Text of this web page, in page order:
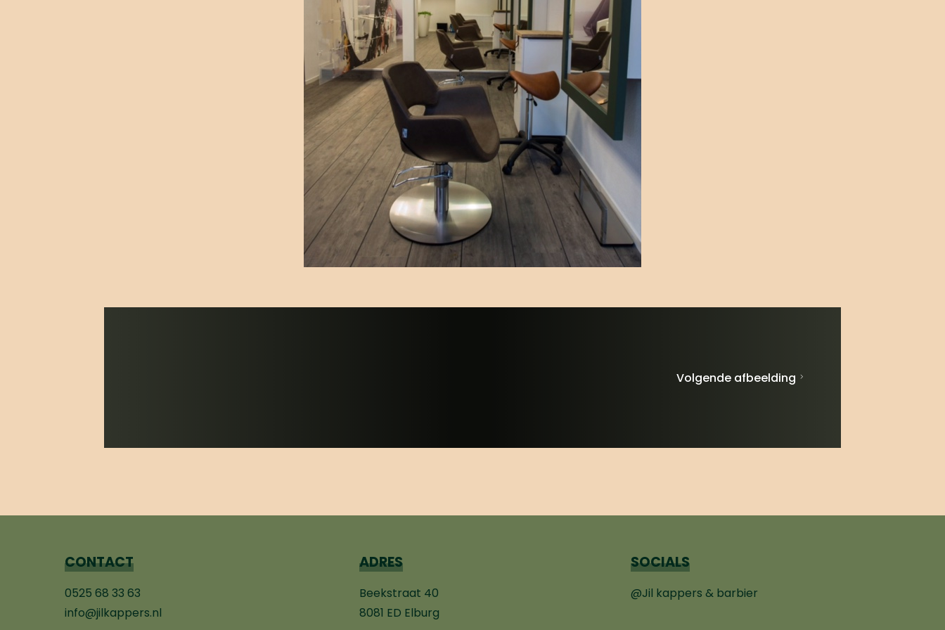
Volgende afbeelding
CONTACT
0525 68 33 63
info@jilkappers.nl
ADRES
Beekstraat 40
8081 ED Elburg
SOCIALS
@Jil kappers & barbier